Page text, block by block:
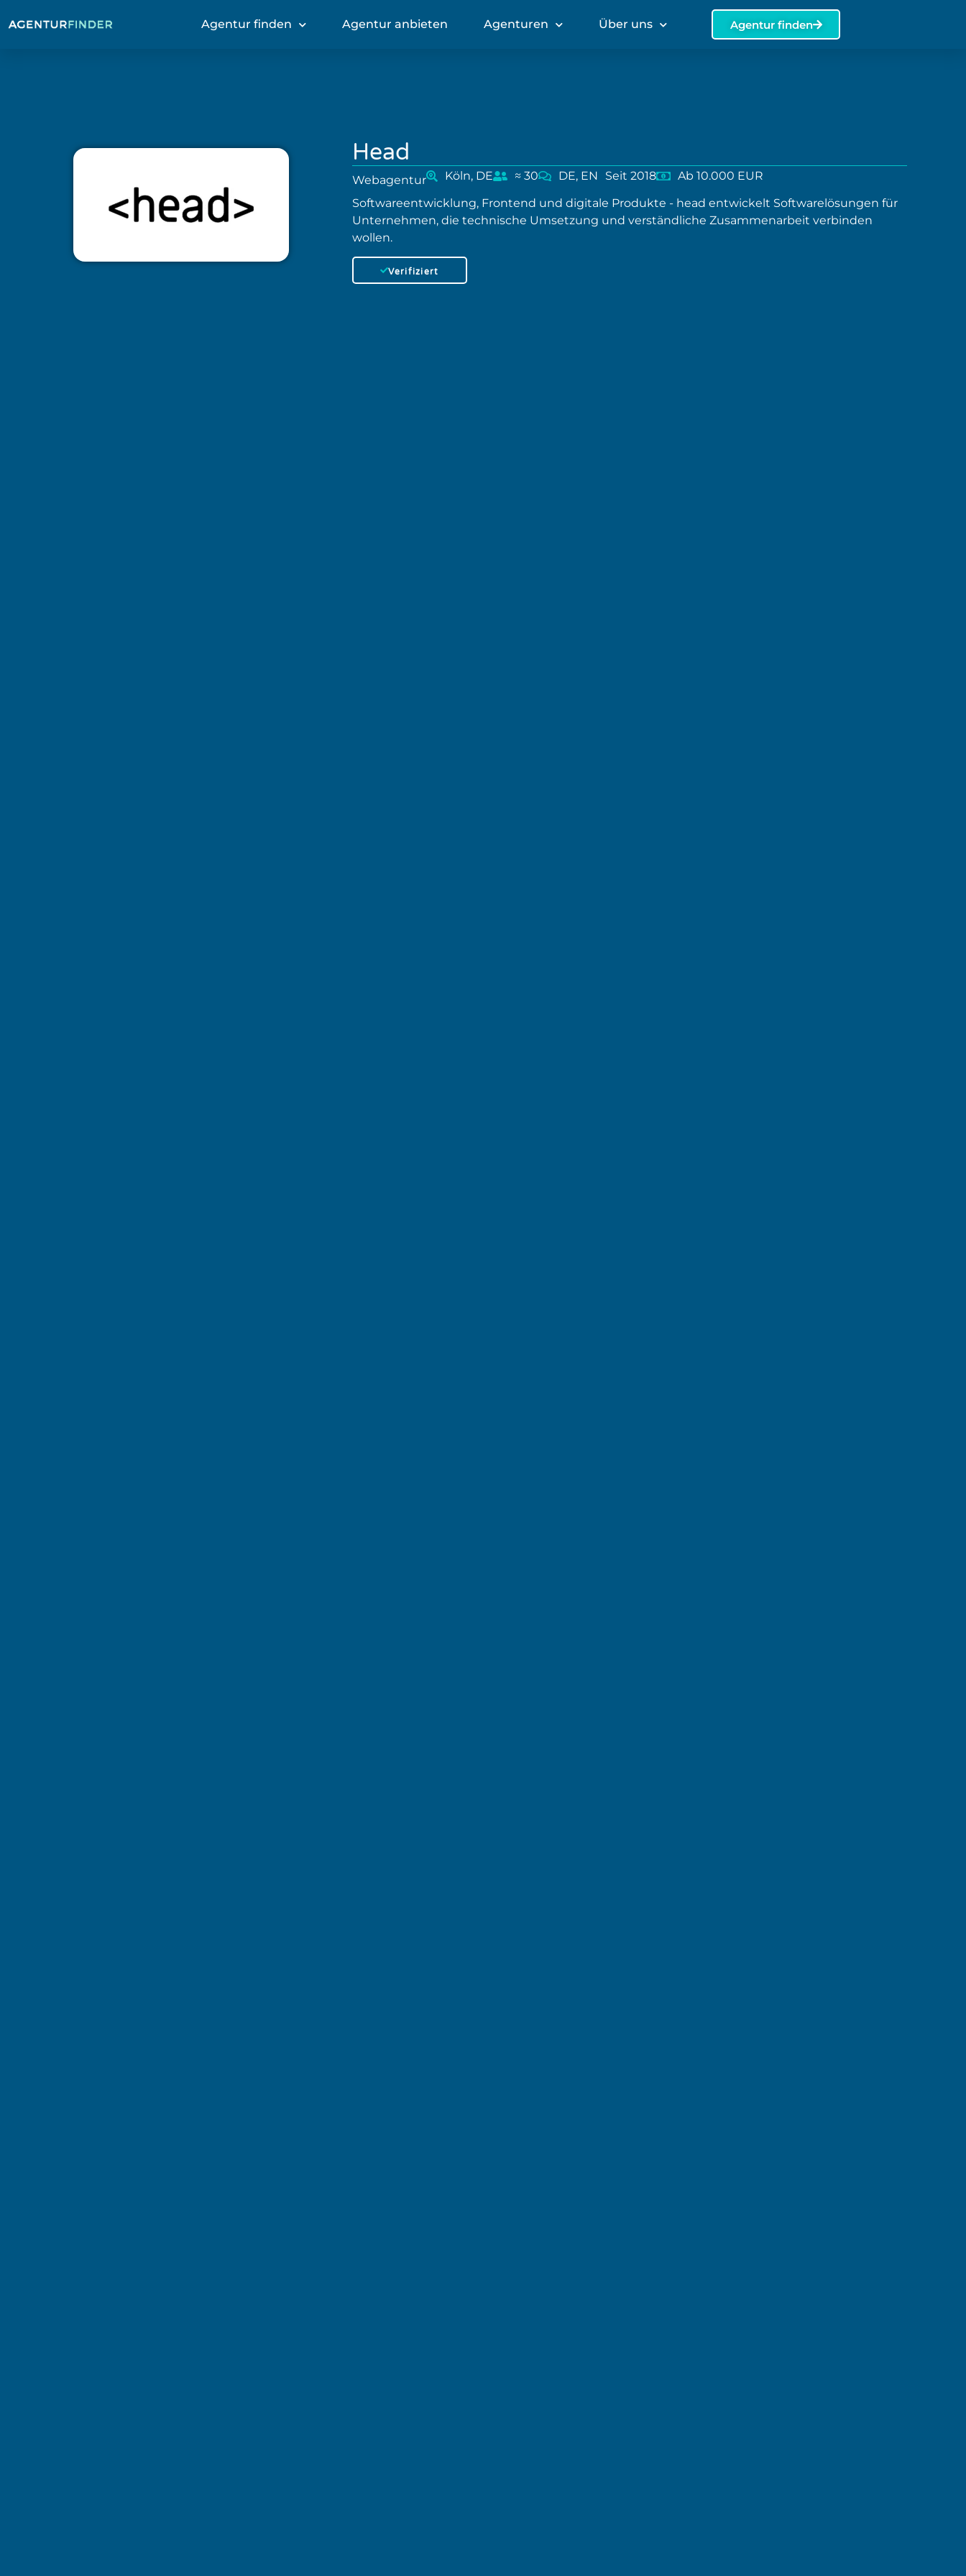
Agentur finden Agentur anbieten Agenturen Über uns Agentur finden
Head
Webagentur Köln, DE ≈ 30 DE, EN Seit 2018
Ab 10.000 EUR
Softwareentwicklung, Frontend und digitale Produkte - head entwickelt Softwarelösungen für
Unternehmen, die technische Umsetzung und verständliche Zusammenarbeit verbinden
wollen.
Verifiziert